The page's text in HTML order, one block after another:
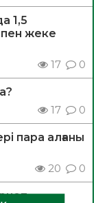
1,5
жеке
17 0
17 0
пара алғаны
20 0